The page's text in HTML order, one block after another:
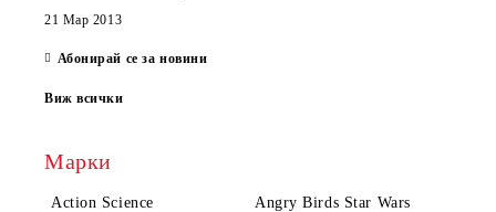
21 Мар 2013
Абонирай се за новини
Виж всички
Марки
Action Science Angry Birds Star Wars